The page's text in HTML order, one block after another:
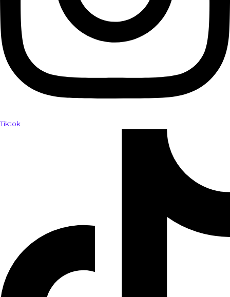
Tiktok